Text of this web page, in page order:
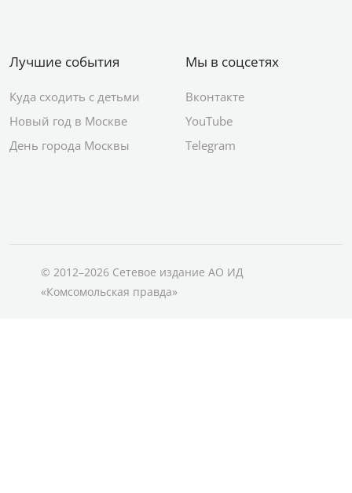
Лучшие события
Куда сходить с детьми
Новый год в Москве
День города Москвы
Мы в соцсетях
Вконтакте
YouTube
Telegram
© 2012–2026 Сетевое издание АО ИД
«Комсомольская правда»